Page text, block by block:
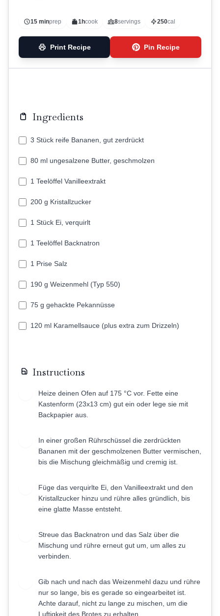
15 minprep 1hcook 8servings 250cal
Print Recipe Pin Recipe
Ingredients
3 Stück reife Bananen, gut zerdrückt
80 ml ungesalzene Butter, geschmolzen
1 Teelöffel Vanilleextrakt
200 g Kristallzucker
1 Stück Ei, verquirlt
1 Teelöffel Backnatron
1 Prise Salz
190 g Weizenmehl (Typ 550)
75 g gehackte Pekannüsse
120 ml Karamellsauce (plus extra zum Drizzeln)
Instructions
Heize deinen Ofen auf 175 °C vor. Fette eine
Kastenform (23x13 cm) gut ein oder lege sie mit
Backpapier aus.
In einer großen Rührschüssel die zerdrückten
Bananen mit der geschmolzenen Butter vermischen,
bis die Mischung gleichmäßig und cremig ist.
Füge das verquirlte Ei, den Vanilleextrakt und den
Kristallzucker hinzu und rühre alles gründlich, bis
eine glatte Masse entsteht.
Streue das Backnatron und das Salz über die
Mischung und rühre erneut gut um, um alles zu
verbinden.
Gib nach und nach das Weizenmehl dazu und rühre
nur so lange, bis es gerade so eingearbeitet ist.
Achte darauf, nicht zu lange zu mischen, um die
Luftigkeit des Brotes zu erhalten.